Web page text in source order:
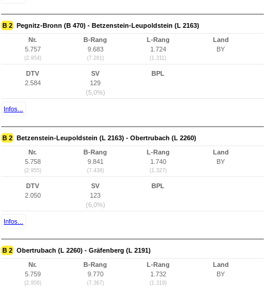
B 2 Pegnitz-Bronn (B 470) - Betzenstein-Leupoldstein (L 2163)
Nr.
5.757
(2.954)
B-Rang
9.683
(7.281)
L-Rang
1.724
(1.311)
Land
BY
DTV
2.584
SV
129
(5,0%)
BPL
Infos...
B 2 Betzenstein-Leupoldstein (L 2163) - Obertrubach (L 2260)
Nr.
5.758
(2.955)
B-Rang
9.841
(7.438)
L-Rang
1.740
(1.327)
Land
BY
DTV
2.050
SV
123
(6,0%)
BPL
Infos...
B 2 Obertrubach (L 2260) - Gräfenberg (L 2191)
Nr.
5.759
(2.956)
B-Rang
9.770
(7.367)
L-Rang
1.732
(1.319)
Land
BY